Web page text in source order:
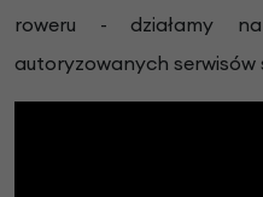
roweru - działamy
autoryzowanych serwisów